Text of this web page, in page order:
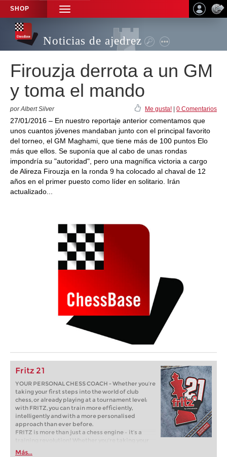
SHOP
TOGGLE
NAVIGATION
Noticias de ajedrez
Firouzja derrota a un GM
y toma el mando
por Albert Silver Me gusta! 0 Comentarios
27/01/2016 – En nuestro reportaje anterior comentamos que
unos cuantos jóvenes mandaban junto con el principal favorito
del torneo, el GM Maghami, que tiene más de 100 puntos Elo
más que ellos. Se suponía que al cabo de unas rondas
impondría su "autoridad", pero una magnífica victoria a cargo
de Alireza Firouzja en la ronda 9 ha colocado al chaval de 12
años en el primer puesto como líder en solitario. Irán
actualizado...
Fritz 21
YOUR PERSONAL CHESS COACH - Whether you’re
taking your first steps into the world of club
chess, or already playing at a tournament level:
with FRITZ, you can train more efficiently,
intelligently and with a more personalised
approach than ever before.
FRITZ is more than just a chess engine – it’s a
training revolution! Whether you’re taking your
first steps into the world of club chess, or already
Más...